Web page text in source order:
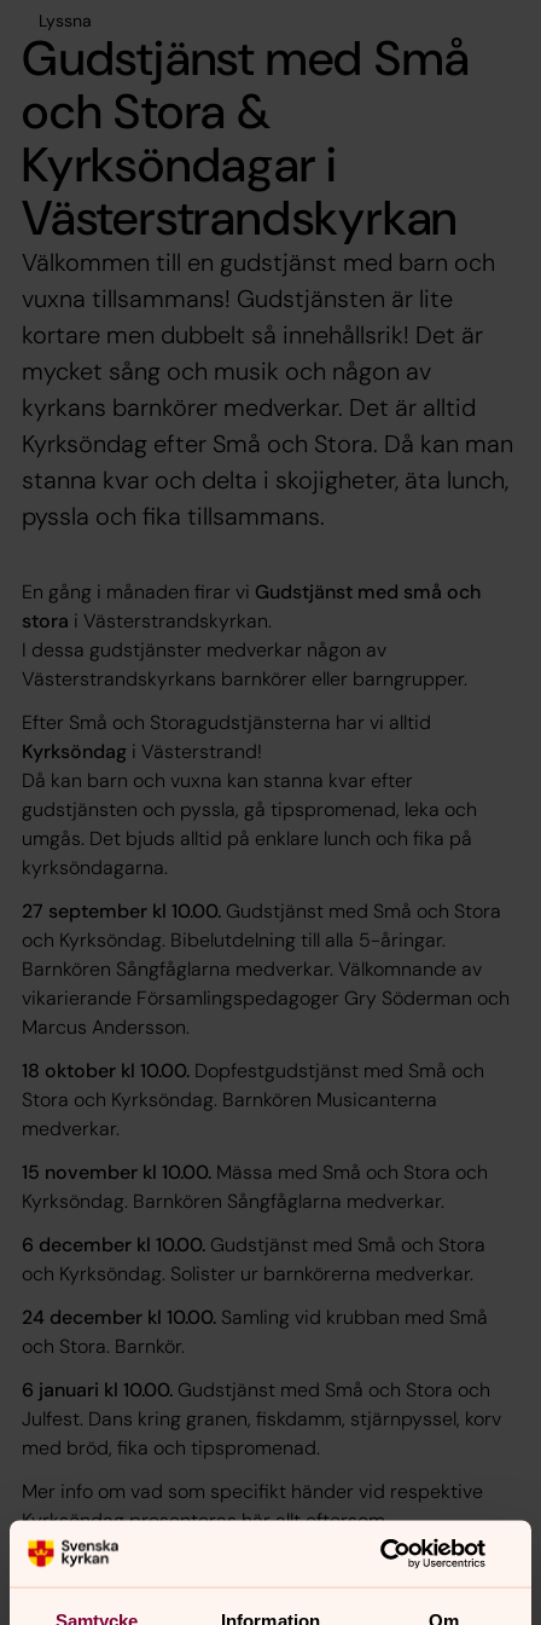
Samtycke Information Om
Lyssna
Gudstjänst med Små
och Stora &
Kyrksöndagar i
Västerstrandskyrkan
Välkommen till en gudstjänst med barn och
vuxna tillsammans! Gudstjänsten är lite
kortare men dubbelt så innehållsrik! Det är
mycket sång och musik och någon av
kyrkans barnkörer medverkar. Det är alltid
Kyrksöndag efter Små och Stora. Då kan man
stanna kvar och delta i skojigheter, äta lunch,
pyssla och fika tillsammans.
En gång i månaden firar vi Gudstjänst med små och
stora i Västerstrandskyrkan.
I dessa gudstjänster medverkar någon av
Västerstrandskyrkans barnkörer eller barngrupper.
Efter Små och Storagudstjänsterna har vi alltid
Kyrksöndag i Västerstrand!
Då kan barn och vuxna kan stanna kvar efter
gudstjänsten och pyssla, gå tipspromenad, leka och
umgås. Det bjuds alltid på enklare lunch och fika på
kyrksöndagarna.
27 september kl 10.00. Gudstjänst med Små och Stora
och Kyrksöndag. Bibelutdelning till alla 5-åringar.
Barnkören Sångfåglarna medverkar. Välkomnande av
vikarierande Församlingspedagoger Gry Söderman och
Marcus Andersson.
18 oktober kl 10.00. Dopfestgudstjänst med Små och
Stora och Kyrksöndag. Barnkören Musicanterna
medverkar.
15 november kl 10.00. Mässa med Små och Stora och
Kyrksöndag. Barnkören Sångfåglarna medverkar.
6 december kl 10.00. Gudstjänst med Små och Stora
och Kyrksöndag. Solister ur barnkörerna medverkar.
24 december kl 10.00. Samling vid krubban med Små
och Stora. Barnkör.
6 januari kl 10.00. Gudstjänst med Små och Stora och
Julfest. Dans kring granen, fiskdamm, stjärnpyssel, korv
med bröd, fika och tipspromenad.
Mer info om vad som specifikt händer vid respektive
Kyrksöndag presenteras här allt eftersom.
Varmt välkomna!